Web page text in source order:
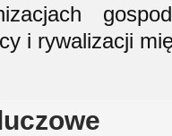
i rywalizacji